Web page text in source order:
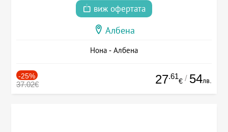
виж офертата
Албена
Нона - Албена
-25%
37.02€ 27.61
€ / 54лв.